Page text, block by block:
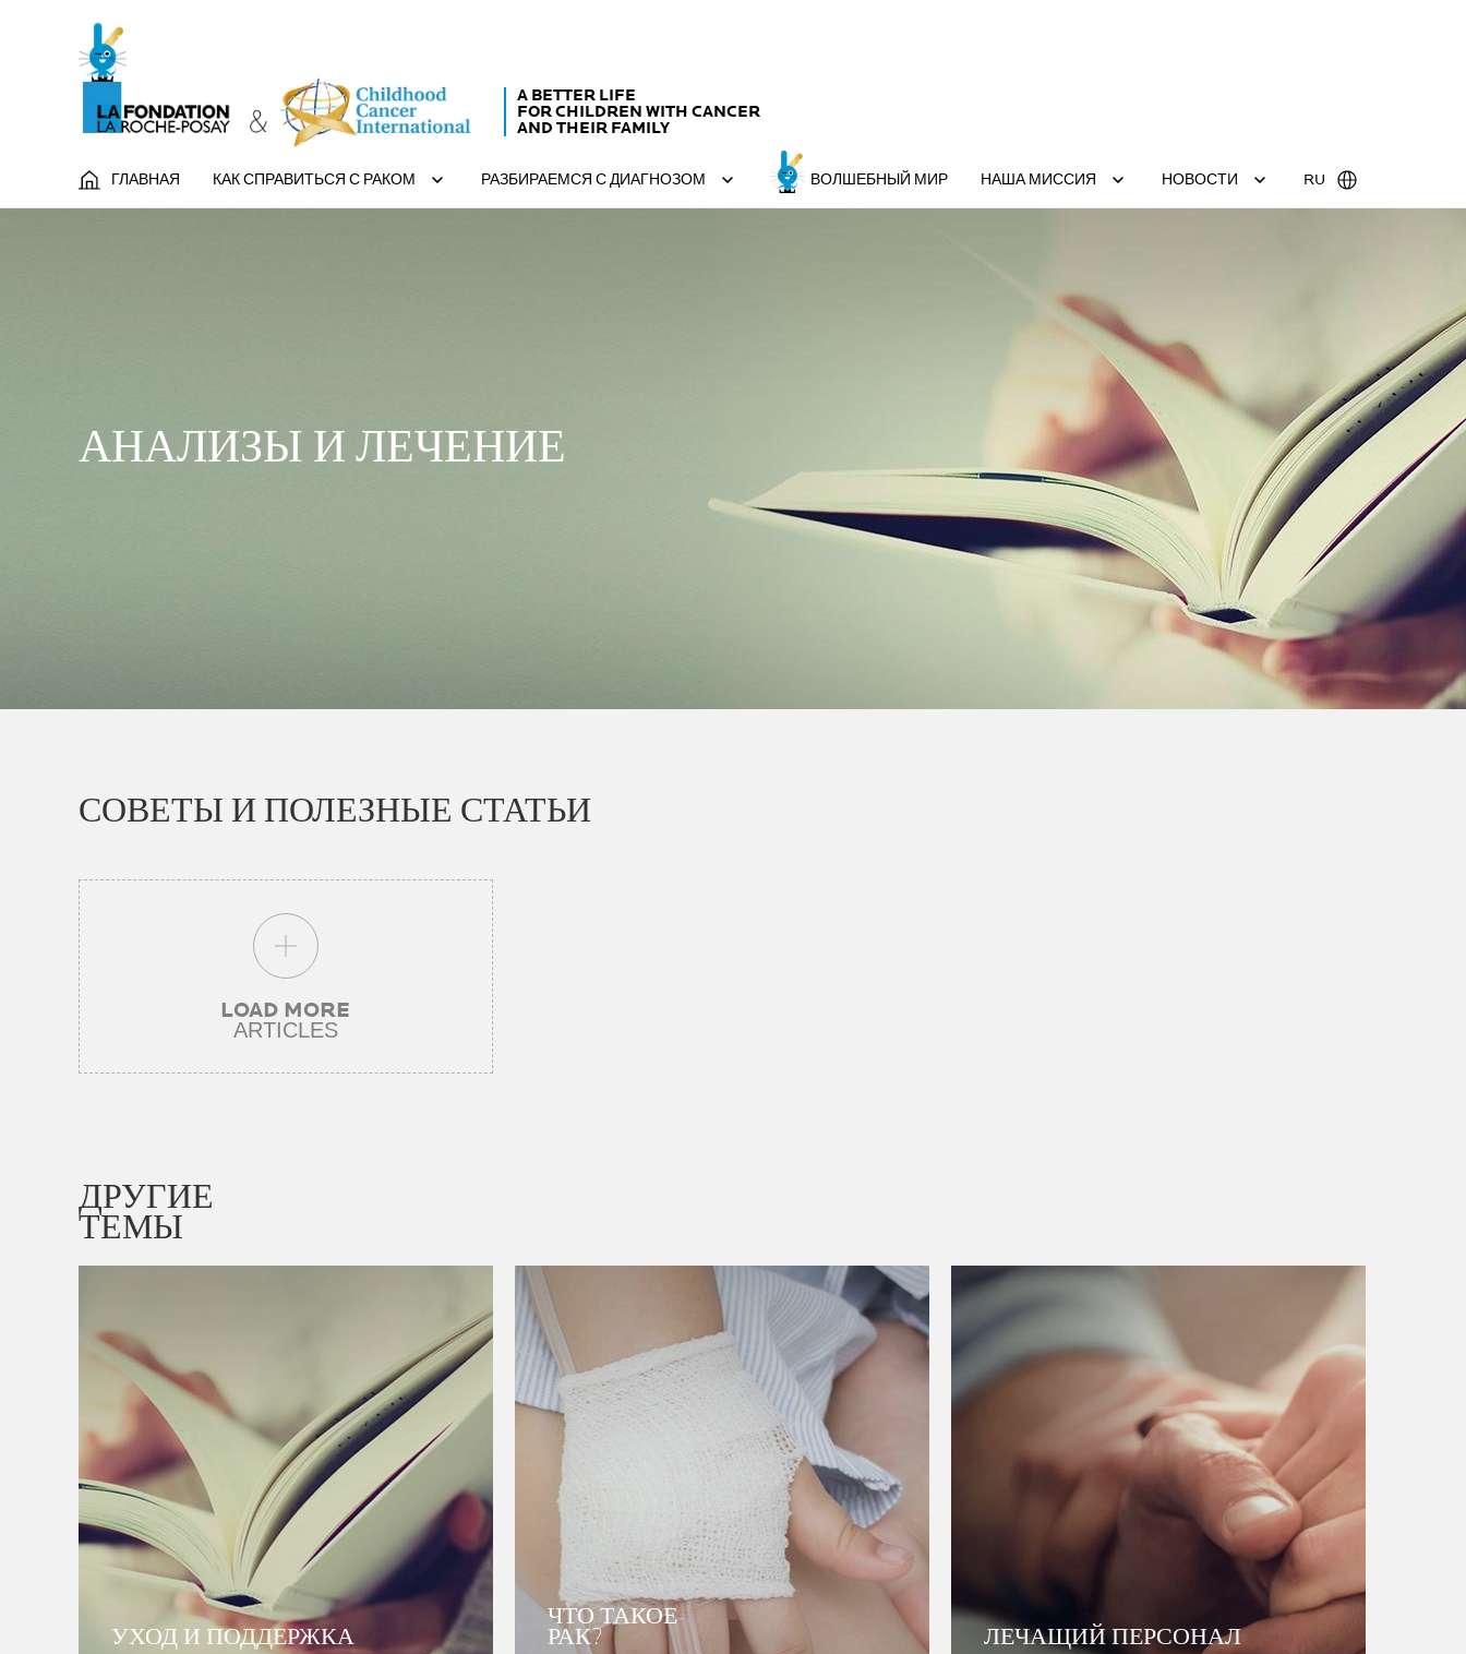
A BETTER LIFE
FOR CHILDREN WITH CANCER
AND THEIR FAMILY
ГЛАВНАЯ КАК СПРАВИТЬСЯ С РАКОМ РАЗБИРАЕМСЯ С ДИАГНОЗОМ ВОЛШЕБНЫЙ МИР НАША МИССИЯ НОВОСТИ RU
АНАЛИЗЫ И ЛЕЧЕНИЕ
СОВЕТЫ И ПОЛЕЗНЫЕ СТАТЬИ
LOAD MORE
ARTICLES
ДРУГИЕ
ТЕМЫ
УХОД И ПОДДЕРЖКА
ЧТО ТАКОЕ
РАК? ЛЕЧАЩИЙ ПЕРСОНАЛ